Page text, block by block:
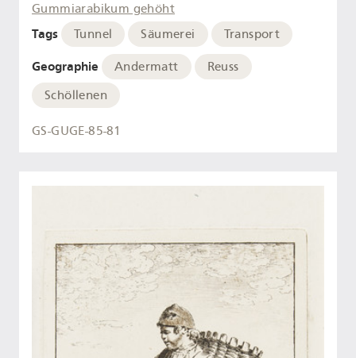
Gummiarabikum gehöht
Tags Tunnel Säumerei Transport
Geographie Andermatt
Reuss
Schöllenen
GS-GUGE-85-81